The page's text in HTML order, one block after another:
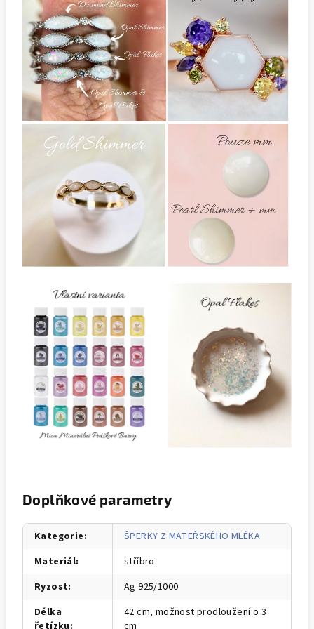
Doplňkové parametry
Kategorie:
ŠPERKY Z MATEŘSKÉHO MLÉKA
Materiál:
stříbro
Ryzost:
Ag 925/1000
Délka
řetízku:
42 cm, možnost prodloužení o 3
cm